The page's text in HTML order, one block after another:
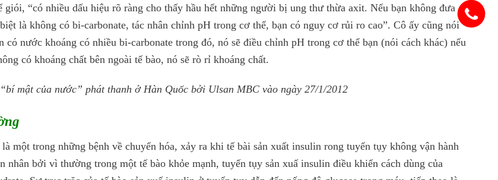
giói, “có nhiều dấu hiệu rõ ràng cho thấy hầu hết những người bị ung thư thừa axit. Nếu bạn không đưa
là không có bi-carbonate, tác nhân chỉnh pH trong cơ thể, bạn có nguy cơ rủi ro cao”. Cô ấy cũng nói
có nước khoáng có nhiều bi-carbonate trong đó, nó sẽ điều chỉnh pH trong cơ thể bạn (nói cách khác) nếu
có khoáng chất bên ngoài tế bào, nó sẽ rò rỉ khoáng chất.
mật của nước” phát thanh ở Hàn Quốc bởi Ulsan MBC vào ngày 27/1/2012
một trong những bệnh về chuyển hóa, xảy ra khi tế bài sản xuất insulin rong tuyến tụy không vận hành
nhân bởi vì thường trong một tế bào khỏe mạnh, tuyến tụy sản xuấ insulin điều khiển cách dùng của